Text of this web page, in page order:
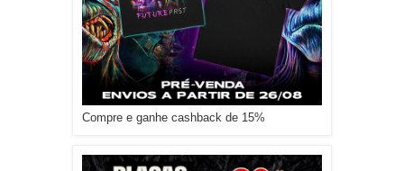
Compre e ganhe cashback de 15%